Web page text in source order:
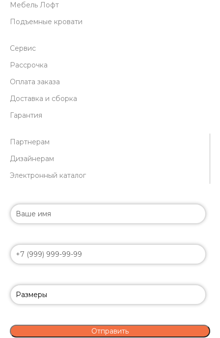
Мебель Лофт
Подъемные кровати
Сервис
Рассрочка
Оплата заказа
Доставка и сборка
Гарантия
Партнерам
Дизайнерам
Электронный каталог